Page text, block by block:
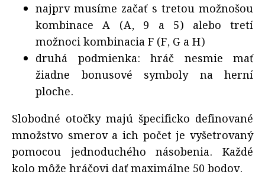
najprv musíme začať s tretou možnošou
kombinace A (A, 9 a 5) alebo tretí
možnoci kombinacia F (F, G a H)
druhá podmienka: hráč nesmie mať
žiadne bonusové symboly na herní
ploche.
Slobodné otočky majú špecificko definované
množstvo smerov a ich počet je vyšetrovaný
pomocou jednoduchého násobenia. Každé
kolo môže hráčovi dať maximálne 50 bodov.